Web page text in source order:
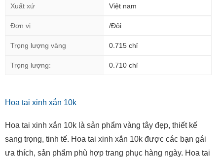
Xuất xứ Việt nam
Đơn vị /Đôi
Trọng lượng vàng 0.715 chỉ
Trọng lượng: 0.710 chỉ
Hoa tai xinh xắn 10k
Hoa tai xinh xắn 10k là sản phẩm vàng tây đẹp, thiết kế
sang trọng, tinh tế. Hoa tai xinh xắn 10k được các bạn gái
ưa thích, sản phẩm phù hợp trang phục hàng ngày. Hoa tai